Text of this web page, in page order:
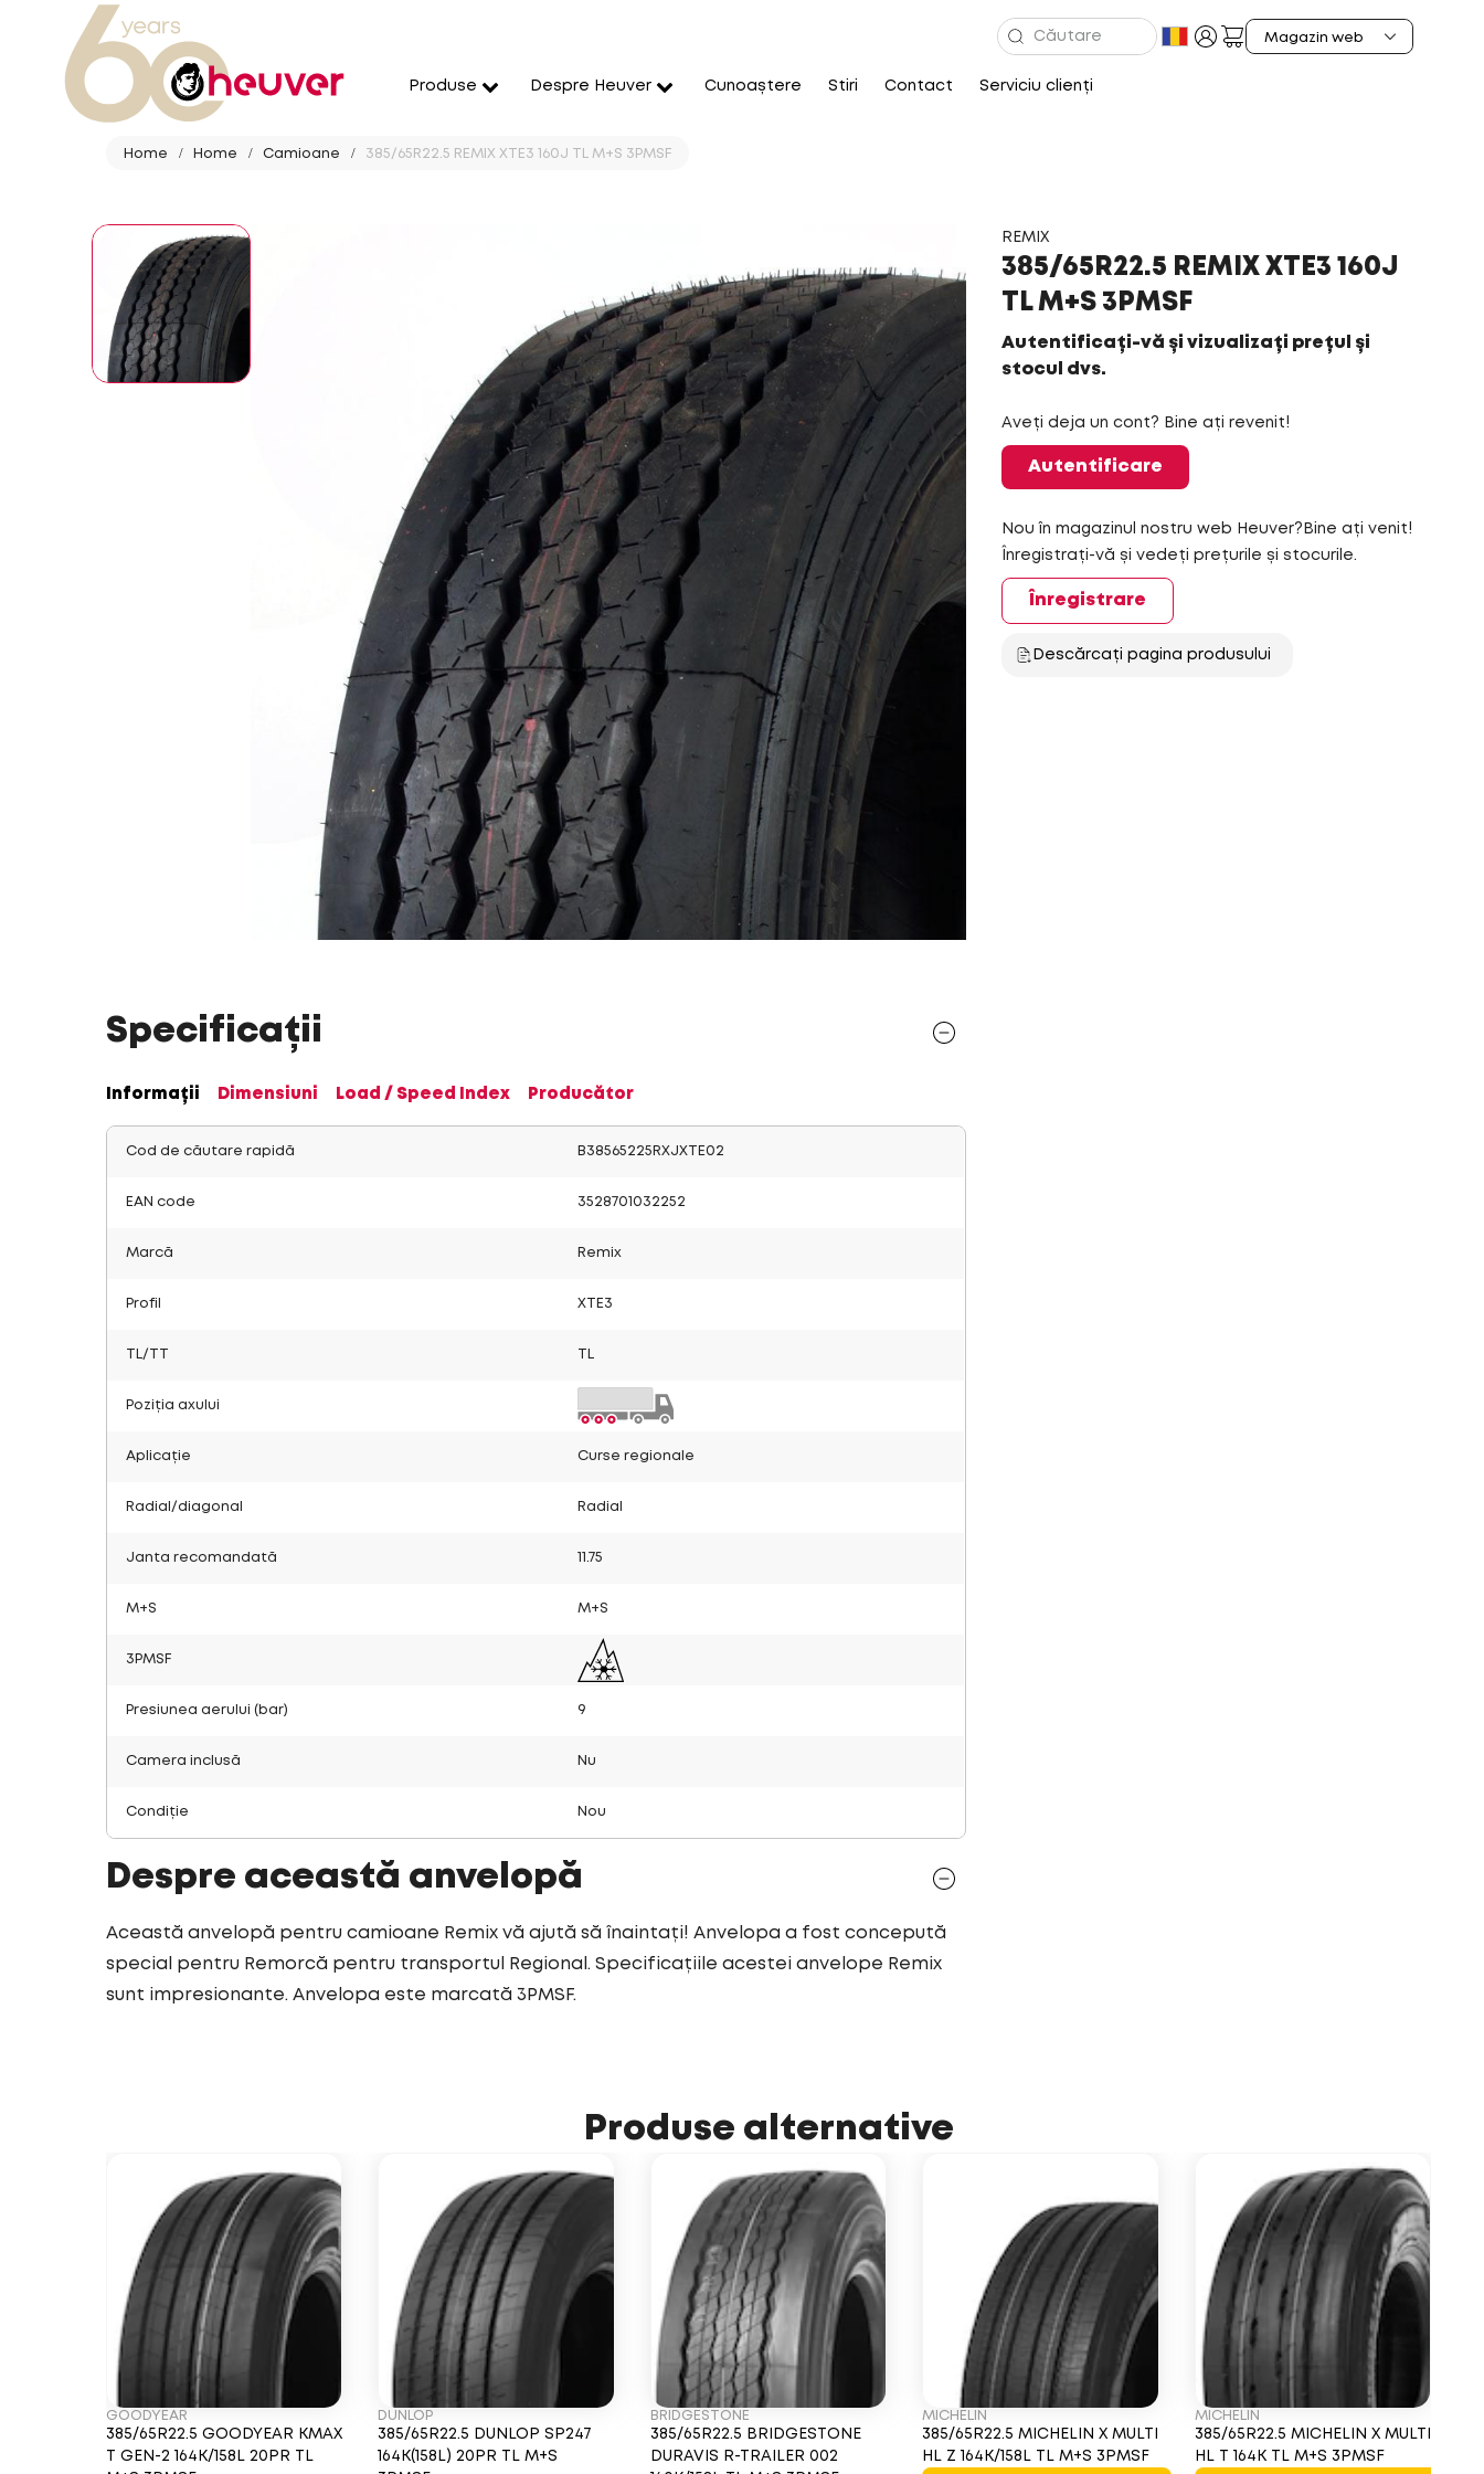
Produse Despre Heuver Cunoaștere Stiri Contact Serviciu clienți
Home Home Camioane 385/65R22.5 REMIX XTE3 160J TL M+S 3PMSF
REMIX
385/65R22.5 REMIX XTE3 160J
TL M+S 3PMSF
Autentificați-vă și vizualizați prețul și
stocul dvs.
Aveți deja un cont? Bine ați revenit!
Autentificare
Nou în magazinul nostru web Heuver?Bine ați venit!
Înregistrați-vă și vedeți prețurile și stocurile.
Înregistrare
Descărcați pagina produsului
Specificații
Informații Dimensiuni Load / Speed Index Producător
Cod de căutare rapidă B38565225RXJXTE02
EAN code 3528701032252
Marcă Remix
Profil XTE3
TL/TT
Poziția axului
Aplicație Curse regionale
Radial/diagonal Radial
Janta recomandată 11.75
M+S M+S
3PMSF
Presiunea aerului (bar) 9
Camera inclusă Nu
Condiție Nou
Despre această anvelopă
Această anvelopă pentru camioane Remix vă ajută să înaintați! Anvelopa a fost concepută
special pentru Remorcă pentru transportul Regional. Specificațiile acestei anvelope Remix
sunt impresionante. Anvelopa este marcată 3PMSF.
Produse alternative
GOODYEAR
385/65R22.5 GOODYEAR KMAX
T GEN-2 164K/158L 20PR TL
DUNLOP
385/65R22.5 DUNLOP SP247
164K(158L) 20PR TL M+S
BRIDGESTONE
385/65R22.5 BRIDGESTONE
DURAVIS R-TRAILER 002
MICHELIN
385/65R22.5 MICHELIN X MULTI
HL Z 164K/158L TL M+S 3PMSF
MICHELIN
385/65R22.5 MICHELIN X MULTI
HL T 164K TL M+S 3PMSF